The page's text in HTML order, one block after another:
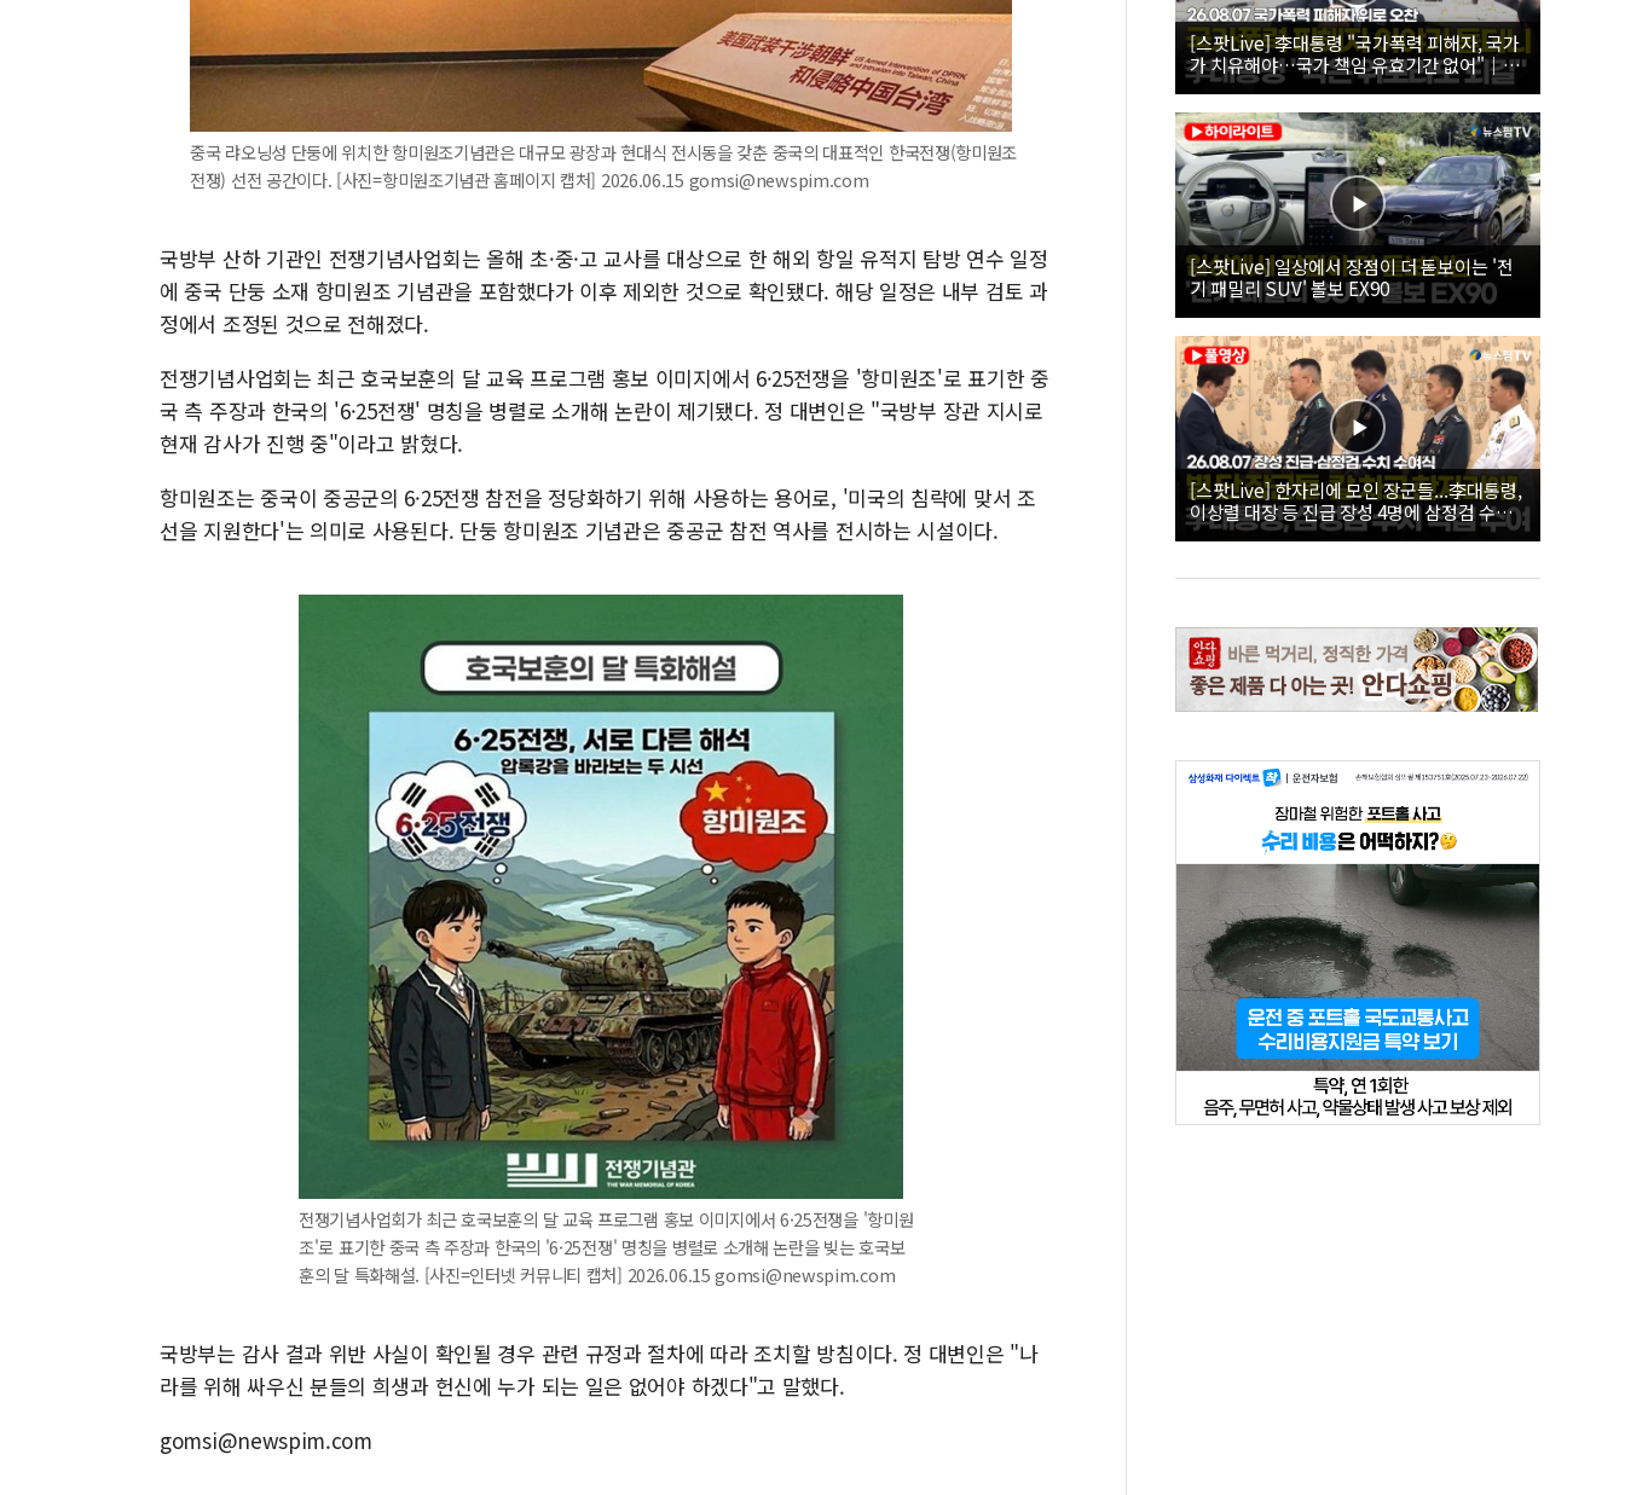
중국 랴오닝성 단둥에 위치한 항미원조기념관은 대규모 광장과 현대식 전시동을 갖춘 중국의 대표적인 한국전쟁(항미원조
전쟁) 선전 공간이다. [사진=항미원조기념관 홈페이지 캡처] 2026.06.15 gomsi@newspim.com
국방부 산하 기관인 전쟁기념사업회는 올해 초·중·고 교사를 대상으로 한 해외 항일 유적지 탐방 연수 일정
에 중국 단둥 소재 항미원조 기념관을 포함했다가 이후 제외한 것으로 확인됐다. 해당 일정은 내부 검토 과
정에서 조정된 것으로 전해졌다.
전쟁기념사업회는 최근 호국보훈의 달 교육 프로그램 홍보 이미지에서 6·25전쟁을 '항미원조'로 표기한 중
국 측 주장과 한국의 '6·25전쟁' 명칭을 병렬로 소개해 논란이 제기됐다. 정 대변인은 "국방부 장관 지시로
현재 감사가 진행 중"이라고 밝혔다.
항미원조는 중국이 중공군의 6·25전쟁 참전을 정당화하기 위해 사용하는 용어로, '미국의 침략에 맞서 조
선을 지원한다'는 의미로 사용된다. 단둥 항미원조 기념관은 중공군 참전 역사를 전시하는 시설이다.
전쟁기념사업회가 최근 호국보훈의 달 교육 프로그램 홍보 이미지에서 6·25전쟁을 '항미원
조'로 표기한 중국 측 주장과 한국의 '6·25전쟁' 명칭을 병렬로 소개해 논란을 빚는 호국보
훈의 달 특화해설. [사진=인터넷 커뮤니티 캡처] 2026.06.15 gomsi@newspim.com
국방부는 감사 결과 위반 사실이 확인될 경우 관련 규정과 절차에 따라 조치할 방침이다. 정 대변인은 "나
라를 위해 싸우신 분들의 희생과 헌신에 누가 되는 일은 없어야 하겠다"고 말했다.
gomsi@newspim.com
[스팟Live] 李대통령 "국가폭력 피해자, 국가
가 치유해야…국가 책임 유효기간 없어"｜
26.08.07 국가폭력 피해자 위로 오찬
[스팟Live] 일상에서 장점이 더 돋보이는 '전
기 패밀리 SUV' 볼보 EX90
[스팟Live] 한자리에 모인 장군들...李대통령,
이상렬 대장 등 진급 장성 4명에 삼정검 수치
직접 수여｜26.08.07 장성 진급·삼정검 수치